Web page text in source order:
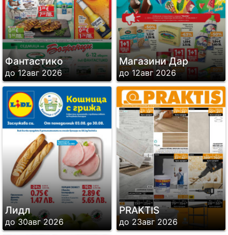
Фантастико
до 12авг 2026
Магазини Дар
до 12авг 2026
Лидл
до 30авг 2026
PRAKTIS
до 23авг 2026